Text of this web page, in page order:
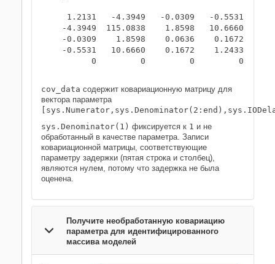
1.2131   -4.3949   -0.0309   -0.5531
-4.3949  115.0838    1.8598   10.6660
-0.0309    1.8598    0.0636    0.1672
-0.5531   10.6660    0.1672    1.2433
0         0         0         0
cov_data содержит ковариационную матрицу для
вектора параметра
sys.Denominator(1) фиксируется к 1 и не
обработанный в качестве параметра. Записи
ковариационной матрицы, соответствующие
параметру задержки (пятая строка и столбец),
являются нулем, потому что задержка не была
оценена.
Получите необработанную ковариацию
параметра для идентифицированного
массива моделей